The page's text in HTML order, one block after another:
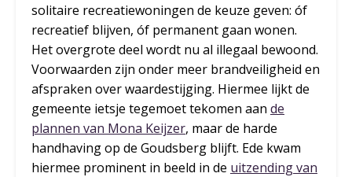
solitaire recreatiewoningen de keuze geven: óf
recreatief blijven, óf permanent gaan wonen.
Het overgrote deel wordt nu al illegaal bewoond.
Voorwaarden zijn onder meer brandveiligheid en
afspraken over waardestijging. Hiermee lijkt de
gemeente ietsje tegemoet tekomen aan de
plannen van Mona Keijzer, maar de harde
handhaving op de Goudsberg blijft. Ede kwam
hiermee prominent in beeld in de uitzending van